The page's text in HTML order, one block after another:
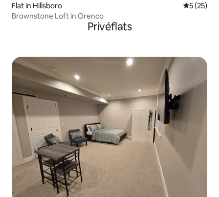
Flat in Hillsboro
5 (25)
Brownstone Loft in Orenco
Privéflats